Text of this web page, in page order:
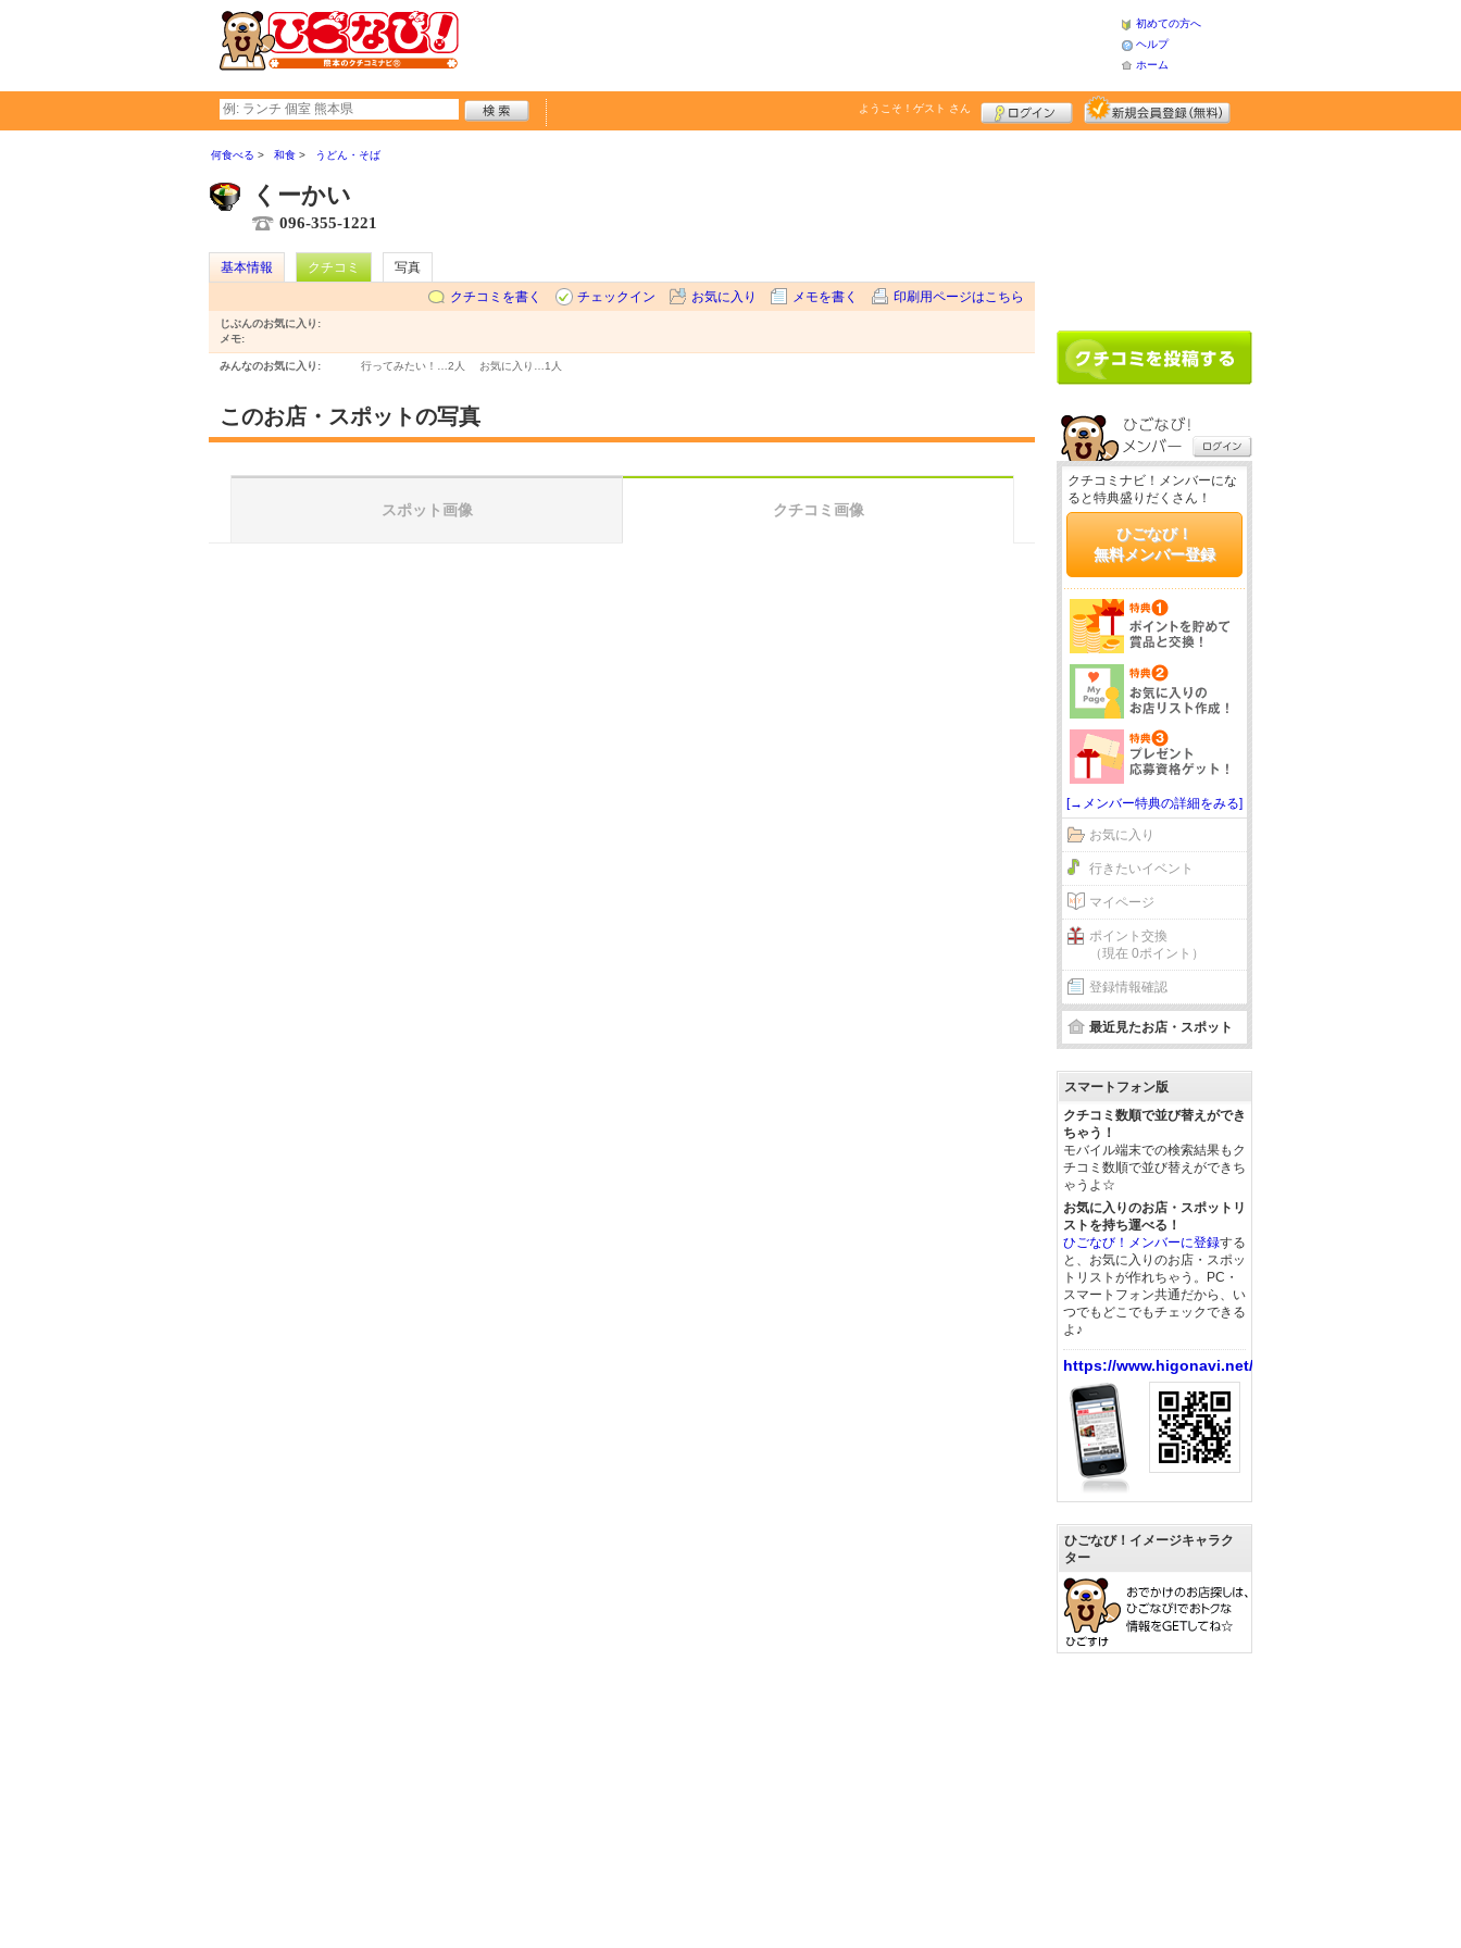
初めての方へ
ヘルプ
ホーム
ようこそ！ ゲスト さん
何食べる 和食 うどん・そば
くーかい
096-355-1221
基本情報 クチコミ
写真
クチコミを書く
チェックイン お気に入り メモを書く 印刷用ページはこちら
じぶんのお気に入り:
メモ:
みんなのお気に入り: 行ってみたい！… 2人 お気に入り… 1人
このお店・スポットの写真
スポット画像 クチコミ画像
クチコミナビ！メンバーにな
ると特典盛りだくさん！
ひごなび！
無料メンバー登録
[→メンバー特典の詳細をみる]
お気に入り
行きたいイベント
マイページ
ポイント交換
（現在 0ポイント）
登録情報確認
最近見たお店・スポット
スマートフォン版
クチコミ数順で並び替えができ
ちゃう！
モバイル端末での検索結果もク
チコミ数順で並び替えができち
ゃうよ☆
お気に入りのお店・スポットリ
ストを持ち運べる！
ひごなび！メンバーに登録する
と、お気に入りのお店・スポッ
トリストが作れちゃう。PC・
スマートフォン共通だから、い
つでもどこでもチェックできる
よ♪
https://www.higonavi.net/
ひごなび！イメージキャラク
ター